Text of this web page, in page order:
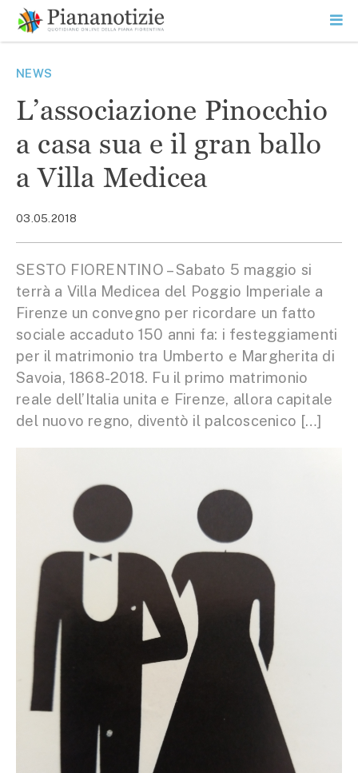
contenuto
SEARCH
NEWS
L’associazione Pinocchio
a casa sua e il gran ballo
a Villa Medicea
03.05.2018
SESTO FIORENTINO – Sabato 5 maggio si
terrà a Villa Medicea del Poggio Imperiale a
Firenze un convegno per ricordare un fatto
sociale accaduto 150 anni fa: i festeggiamenti
per il matrimonio tra Umberto e Margherita di
Savoia, 1868-2018. Fu il primo matrimonio
reale dell’Italia unita e Firenze, allora capitale
del nuovo regno, diventò il palcoscenico […]